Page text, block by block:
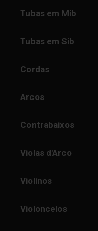
Tubas em Mib
Tubas em Sib
Cordas
Arcos
Contrabaixos
Violas d'Arco
Violinos
Violoncelos